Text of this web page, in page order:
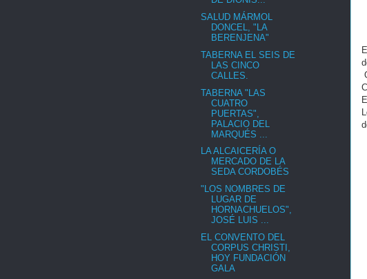
SALUD MÁRMOL
DONCEL, "LA
BERENJENA"
TABERNA EL SEIS DE
LAS CINCO
CALLES.
TABERNA "LAS
CUATRO
PUERTAS",
PALACIO DEL
MARQUÉS ...
LA ALCAICERÍA O
MERCADO DE LA
SEDA CORDOBÉS
"LOS NOMBRES DE
LUGAR DE
HORNACHUELOS",
JOSÉ LUIS ...
EL CONVENTO DEL
CORPUS CHRISTI,
HOY FUNDACIÓN
GALA